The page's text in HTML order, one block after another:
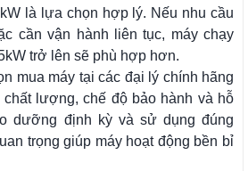
là lựa chọn hợp lý. Nếu nhu cầu
cần vận hành liên tục, máy chạy
trở lên sẽ phù hợp hơn.
mua máy tại các đại lý chính hãng
lượng, chế độ bảo hành và hỗ
dưỡng định kỳ và sử dụng đúng
trọng giúp máy hoạt động bền bỉ